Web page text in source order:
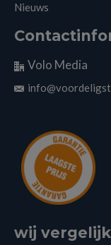
Nieuws
Volo Media
wij